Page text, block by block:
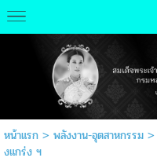
หน้าแรก> พลังงาน-อุตสาหกรรม>
งแกร่ง ฯ